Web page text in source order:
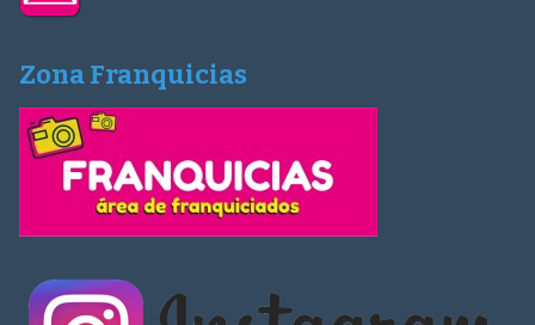
Zona Franquicias